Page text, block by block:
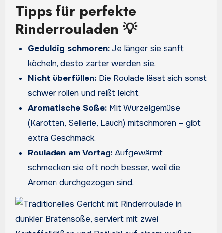
Tipps für perfekte
Rinderrouladen 💡
Geduldig schmoren: Je länger sie sanft
köcheln, desto zarter werden sie.
Nicht überfüllen: Die Roulade lässt sich sonst
schwer rollen und reißt leicht.
Aromatische Soße: Mit Wurzelgemüse
(Karotten, Sellerie, Lauch) mitschmoren – gibt
extra Geschmack.
Rouladen am Vortag: Aufgewärmt
schmecken sie oft noch besser, weil die
Aromen durchgezogen sind.